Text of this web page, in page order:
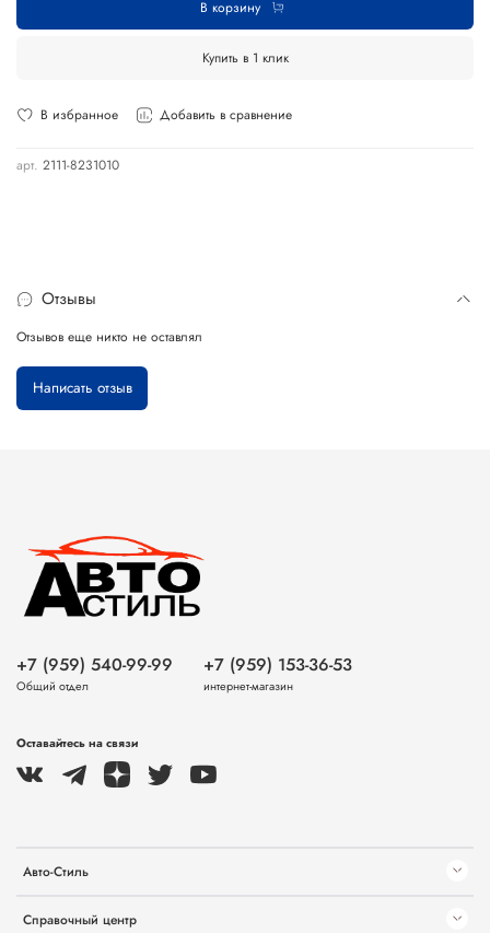
В избранное Добавить в сравнение
арт. 2111-8231010
В корзину
Купить в 1 клик
Отзывы
Отзывов еще никто не оставлял
Написать отзыв
Авто-Стиль
Справочный центр
+7 (959) 540-99-99
Общий отдел
+7 (959) 153-36-53
интернет-магазин
Оставайтесь на связи